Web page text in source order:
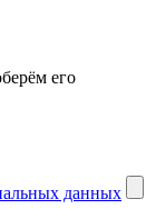
его
данных